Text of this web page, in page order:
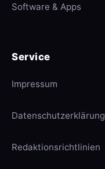
Software & Apps
Service
Impressum
Datenschutzerklärung
Redaktionsrichtlinien